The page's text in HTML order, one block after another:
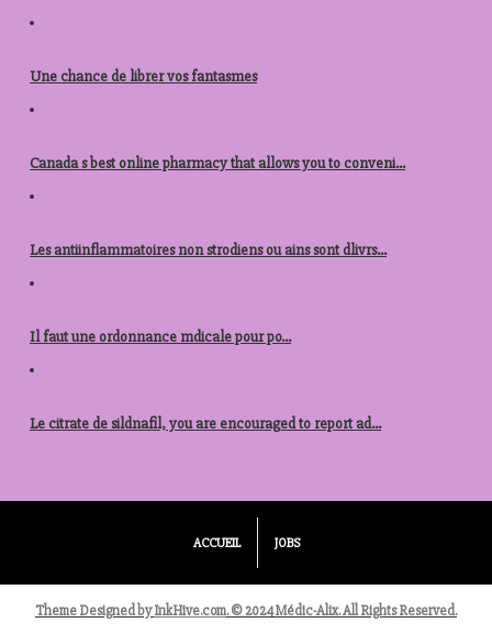
Une chance de librer vos fantasmes
Canada s best online pharmacy that allows you to conveni...
Les antiinflammatoires non strodiens ou ains sont dlivrs...
Il faut une ordonnance mdicale pour po...
Le citrate de sildnafil, you are encouraged to report ad...
ACCUEIL JOBS
Theme Designed byInkHive.com.© 2024 Médic-Alix. All Rights Reserved.